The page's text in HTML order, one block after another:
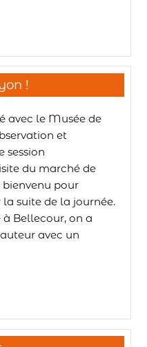
!
avec le Musée de
et
session
du marché de
pour
suite de la journée.
Bellecour, on a
avec un